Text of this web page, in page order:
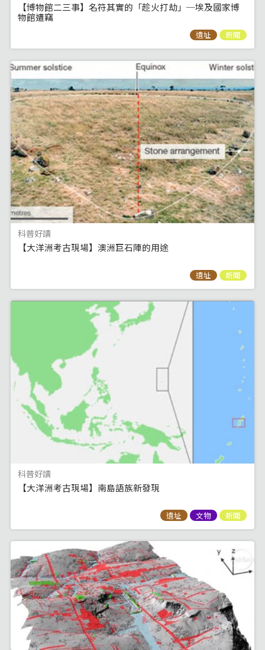
【博物館二三事】名符其實的「趁火打劫」─埃及國家博
物館遭竊
遺址 新聞
科普好讀
【大洋洲考古現場】澳洲巨石陣的用途
遺址 新聞
科普好讀
【大洋洲考古現場】南島語族新發現
遺址 文物 新聞